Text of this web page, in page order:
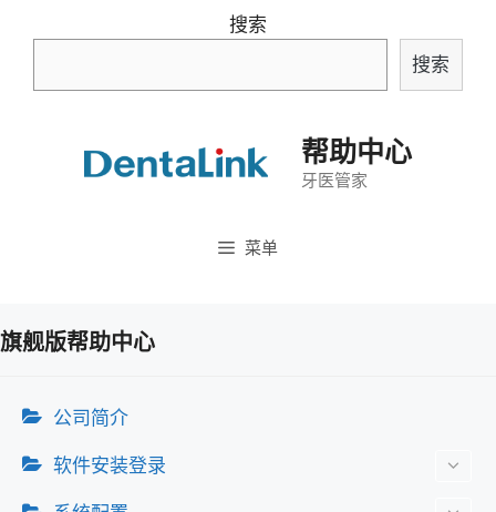
搜索
搜索
帮助中心
牙医管家
菜单
旗舰版帮助中心
公司简介
软件安装登录